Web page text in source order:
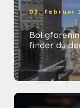
03. februar
finder du